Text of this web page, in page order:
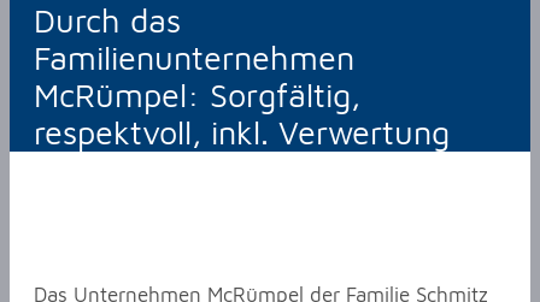
Durch das
Familienunternehmen
McRümpel: Sorgfältig,
respektvoll, inkl. Verwertung
Das Unternehmen McRümpel der Familie Schmitz